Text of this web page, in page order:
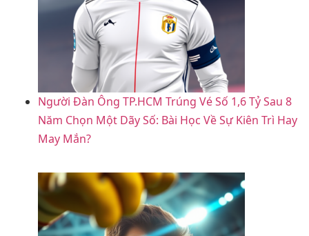
Người Đàn Ông TP.HCM Trúng Vé Số 1,6 Tỷ Sau 8
Năm Chọn Một Dãy Số: Bài Học Về Sự Kiên Trì Hay
May Mắn?